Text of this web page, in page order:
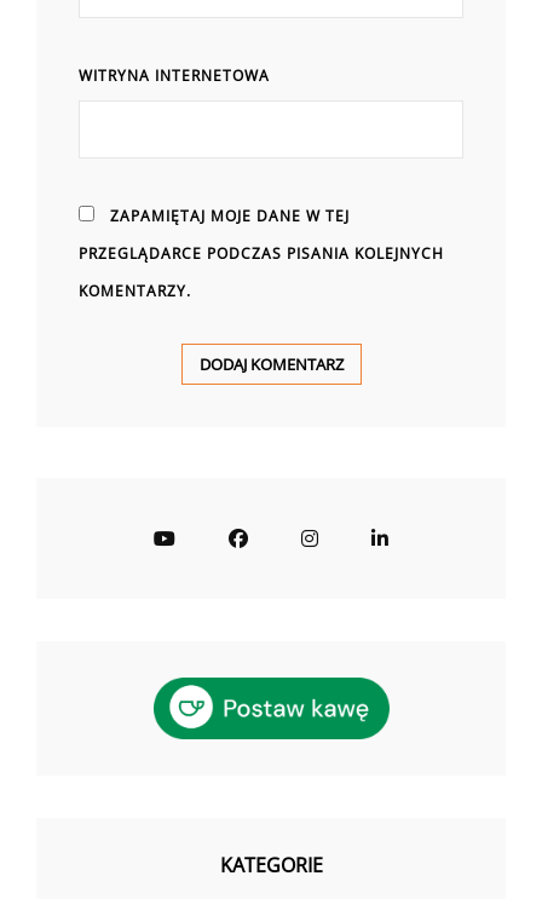
WITRYNA INTERNETOWA
ZAPAMIĘTAJ MOJE DANE W TEJ
PRZEGLĄDARCE PODCZAS PISANIA KOLEJNYCH
KOMENTARZY.
YouTubeFacebookInstagramLinkedIn
KATEGORIE